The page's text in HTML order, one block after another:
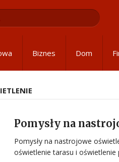
Biznes Dom
Pomysły na
Pomysły na nastrojowe
oświetlenie tarasu i